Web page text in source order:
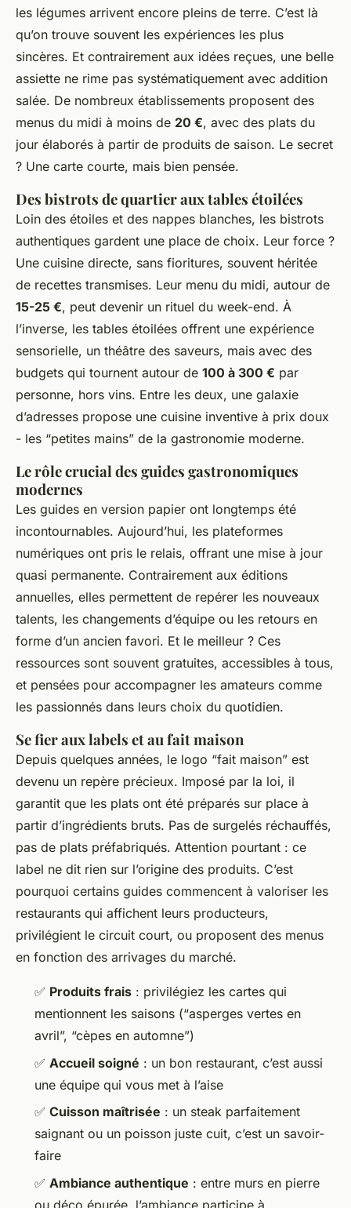
les légumes arrivent encore pleins de terre. C’est là
qu’on trouve souvent les expériences les plus
sincères. Et contrairement aux idées reçues, une belle
assiette ne rime pas systématiquement avec addition
salée. De nombreux établissements proposent des
menus du midi à moins de 20 €, avec des plats du
jour élaborés à partir de produits de saison. Le secret
? Une carte courte, mais bien pensée.
Des bistrots de quartier aux tables étoilées
Loin des étoiles et des nappes blanches, les bistrots
authentiques gardent une place de choix. Leur force ?
Une cuisine directe, sans fioritures, souvent héritée
de recettes transmises. Leur menu du midi, autour de
15-25 €, peut devenir un rituel du week-end. À
l’inverse, les tables étoilées offrent une expérience
sensorielle, un théâtre des saveurs, mais avec des
budgets qui tournent autour de 100 à 300 € par
personne, hors vins. Entre les deux, une galaxie
d’adresses propose une cuisine inventive à prix doux
- les “petites mains” de la gastronomie moderne.
Le rôle crucial des guides gastronomiques
modernes
Les guides en version papier ont longtemps été
incontournables. Aujourd’hui, les plateformes
numériques ont pris le relais, offrant une mise à jour
quasi permanente. Contrairement aux éditions
annuelles, elles permettent de repérer les nouveaux
talents, les changements d’équipe ou les retours en
forme d’un ancien favori. Et le meilleur ? Ces
ressources sont souvent gratuites, accessibles à tous,
et pensées pour accompagner les amateurs comme
les passionnés dans leurs choix du quotidien.
Se fier aux labels et au fait maison
Depuis quelques années, le logo “fait maison” est
devenu un repère précieux. Imposé par la loi, il
garantit que les plats ont été préparés sur place à
partir d’ingrédients bruts. Pas de surgelés réchauffés,
pas de plats préfabriqués. Attention pourtant : ce
label ne dit rien sur l’origine des produits. C’est
pourquoi certains guides commencent à valoriser les
restaurants qui affichent leurs producteurs,
privilégient le circuit court, ou proposent des menus
en fonction des arrivages du marché.
✅ Produits frais : privilégiez les cartes qui
mentionnent les saisons (“asperges vertes en
avril”, “cèpes en automne”)
✅ Accueil soigné : un bon restaurant, c’est aussi
une équipe qui vous met à l’aise
✅ Cuisson maîtrisée : un steak parfaitement
saignant ou un poisson juste cuit, c’est un savoir-
faire
✅ Ambiance authentique : entre murs en pierre
ou déco épurée, l’ambiance participe à